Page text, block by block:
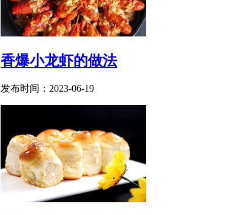
香爆小龙虾的做法
发布时间：2023-06-19